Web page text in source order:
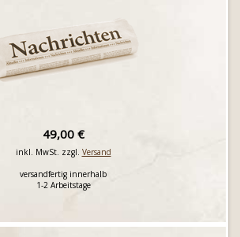
49,00 €
inkl. MwSt. zzgl. Versand
versandfertig innerhalb
1-2 Arbeitstage